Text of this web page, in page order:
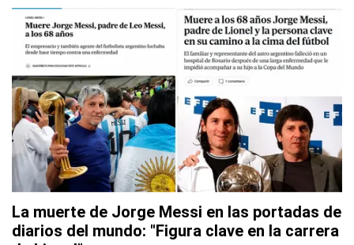
La muerte de Jorge Messi en las portadas de
diarios del mundo: "Figura clave en la carrera